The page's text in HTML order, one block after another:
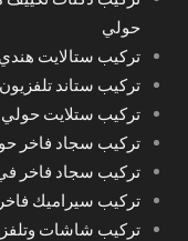
حولي
تركيب ستالايت
تركيب ستاند تلفزيون
تركيب ستلايت
تركيب سجاد فاخر
تركيب سجاد فاخر في
تركيب سيراميك
تركيب شاشات